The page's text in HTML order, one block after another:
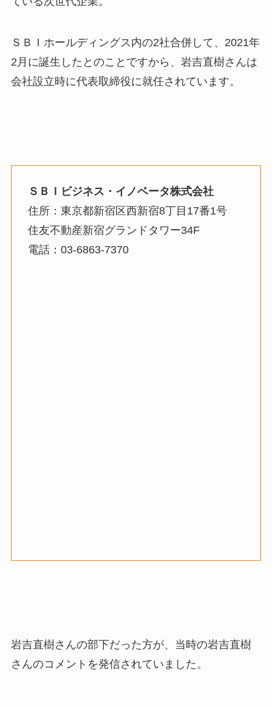
ＳＢＩホールディングス内の2社合併して、2021年
2月に誕生したとのことですから、岩吉直樹さんは
会社設立時に代表取締役に就任されています。
ＳＢＩビジネス・イノベータ株式会社
住所：東京都新宿区西新宿8丁目17番1号
住友不動産新宿グランドタワー34F
電話：03-6863-7370
岩吉直樹さんの部下だった方が、当時の岩吉直樹
さんのコメントを発信されていました。